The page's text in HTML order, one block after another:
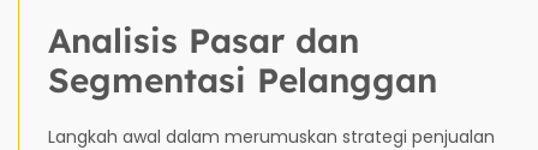
Analisis Pasar dan
Segmentasi Pelanggan
Langkah awal dalam merumuskan strategi penjualan